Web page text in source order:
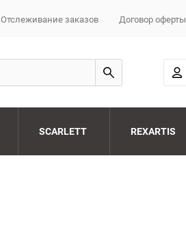
Отслеживание заказов Договор оферты
SCARLETT REXARTIS